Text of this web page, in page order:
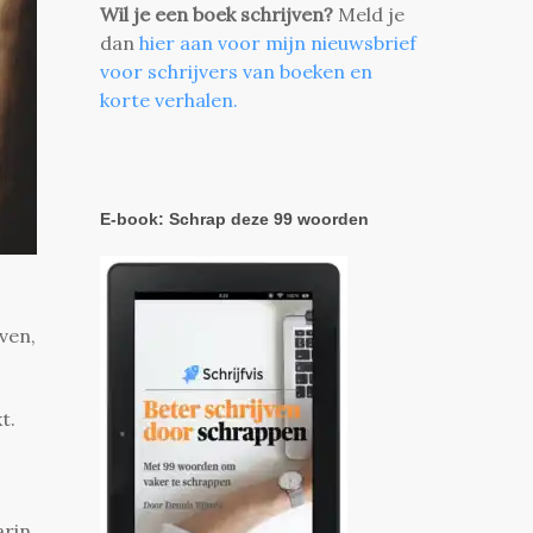
Wil je een boek schrijven? Meld je
danhier aan voor mijn nieuwsbrief
voor schrijvers van boeken en
korte verhalen.
E-book: Schrap deze 99 woorden